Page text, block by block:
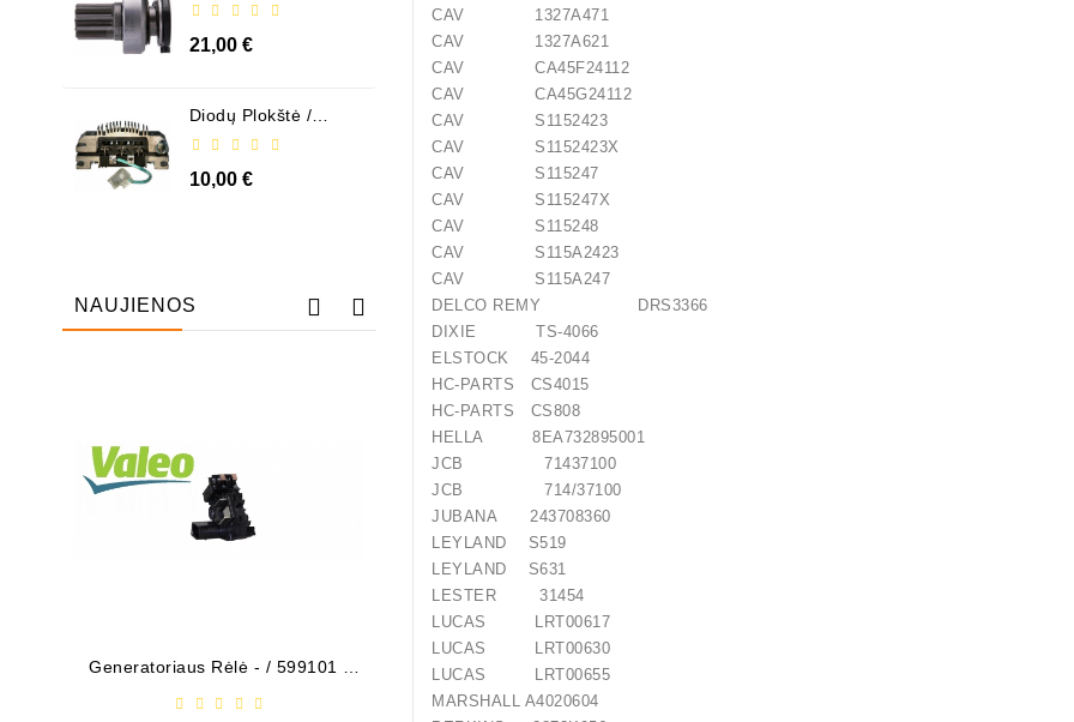
21,00 €
Diodų Plokštė /
10,00 €
NAUJIENOS
Generatoriaus Rėlė - / 599101 (
Išparduota
Bendeksas / 1006209661
CAV 1327A471
CAV 1327A621
CAV CA45F24112
CAV CA45G24112
CAV S1152423
CAV S1152423X
CAV S115247
CAV S115247X
CAV S115248
CAV S115A2423
CAV S115A247
DELCO REMY DRS3366
DIXIE TS-4066
ELSTOCK 45-2044
HC-PARTS CS4015
HC-PARTS CS808
HELLA 8EA732895001
JCB 71437100
JCB 714/37100
JUBANA 243708360
LEYLAND S519
LEYLAND S631
LESTER 31454
LUCAS LRT00617
LUCAS LRT00630
LUCAS LRT00655
MARSHALL A4020604